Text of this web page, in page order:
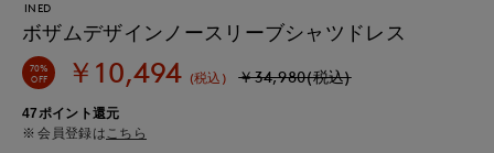
INED
ボザムデザインノースリーブシャツドレス
70%
OFF ￥10,494 (税込) ￥34,980(税込)
47ポイント還元
会員登録はこちら